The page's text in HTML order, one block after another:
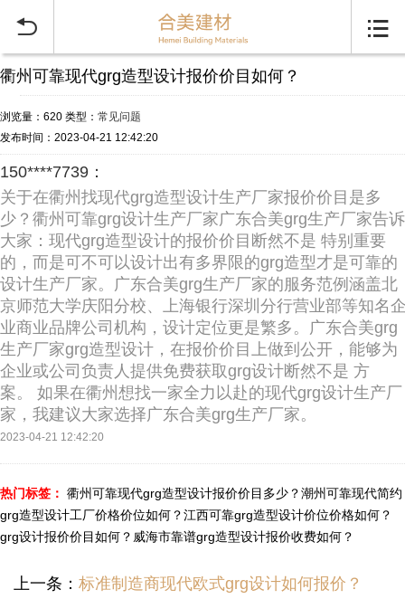
 
衢州可靠现代grg造型设计报价价目如何？
浏览量：620 类型： 常见问题
发布时间：2023-04-21 12:42:20
150****7739：
关于在衢州找现代grg造型设计生产厂家报价价目是多
少？衢州可靠grg设计生产厂家广东合美grg生产厂家告诉
大家：现代grg造型设计的报价价目断然不是 特别重要
的，而是可不可以设计出有多界限的grg造型才是可靠的
设计生产厂家。广东合美grg生产厂家的服务范例涵盖北
京师范大学庆阳分校、上海银行深圳分行营业部等知名
业商业品牌公司机构，设计定位更是繁多。广东合美grg
生产厂家grg造型设计，在报价价目上做到公开，能够为
企业或公司负责人提供免费获取grg设计断然不是 方
案。 如果在衢州想找一家全力以赴的现代grg设计生产厂
家，我建议大家选择广东合美grg生产厂家。
2023-04-21 12:42:20
热门标签： 衢州可靠现代grg造型设计报价价目多少？潮州可靠现代简约
grg造型设计工厂价格价位如何？江西可靠grg造型设计价位价格如何？
grg设计报价价目如何？ 威海市靠谱grg造型设计报价收费如何？
上一条： 标准制造商现代欧式grg设计如何报价？